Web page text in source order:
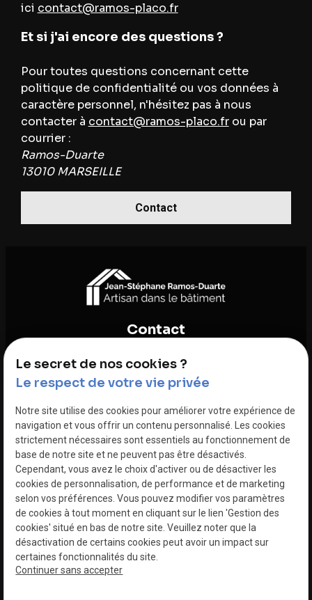
ici contact@ramos-placo.fr
Et si j'ai encore des questions ?
Pour toutes questions concernant cette
politique de confidentialité ou vos données à
caractère personnel, n'hésitez pas à nous
contacter à contact@ramos-placo.frou par
courrier :
Ramos-Duarte
13010 MARSEILLE
Contact
Contact
04.81.68.35.84
Lundi - Vendredi : 08h00 - 19h00
Mentions
légales
Politique de
confidentialité
Gestion
des
cookies
Plan du
Le secret de nos cookies ?
Le respect de votre vie privée
Notre site utilise des cookies pour améliorer votre expérience de
navigation et vous offrir un contenu personnalisé. Les cookies
strictement nécessaires sont essentiels au fonctionnement de
base de notre site et ne peuvent pas être désactivés.
Cependant, vous avez le choix d'activer ou de désactiver les
cookies de personnalisation, de performance et de marketing
selon vos préférences. Vous pouvez modifier vos paramètres
de cookies à tout moment en cliquant sur le lien 'Gestion des
cookies' situé en bas de notre site. Veuillez noter que la
désactivation de certains cookies peut avoir un impact sur
certaines fonctionnalités du site.
Continuer sans accepter